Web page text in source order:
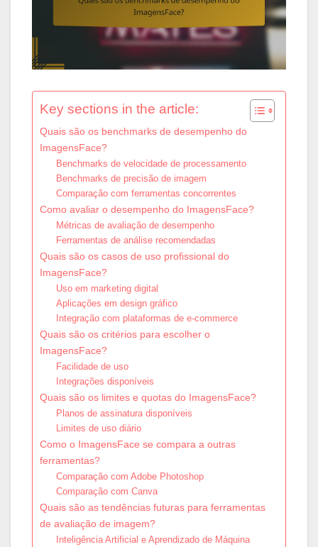
Key sections in the article:
Quais são os benchmarks de desempenho do
ImagensFace?
Benchmarks de velocidade de processamento
Benchmarks de precisão de imagem
Comparação com ferramentas concorrentes
Como avaliar o desempenho do ImagensFace?
Métricas de avaliação de desempenho
Ferramentas de análise recomendadas
Quais são os casos de uso profissional do
ImagensFace?
Uso em marketing digital
Aplicações em design gráfico
Integração com plataformas de e-commerce
Quais são os critérios para escolher o
ImagensFace?
Facilidade de uso
Integrações disponíveis
Quais são os limites e quotas do ImagensFace?
Planos de assinatura disponíveis
Limites de uso diário
Como o ImagensFace se compara a outras
ferramentas?
Comparação com Adobe Photoshop
Comparação com Canva
Quais são as tendências futuras para ferramentas
de avaliação de imagem?
Inteligência Artificial e Aprendizado de Máquina